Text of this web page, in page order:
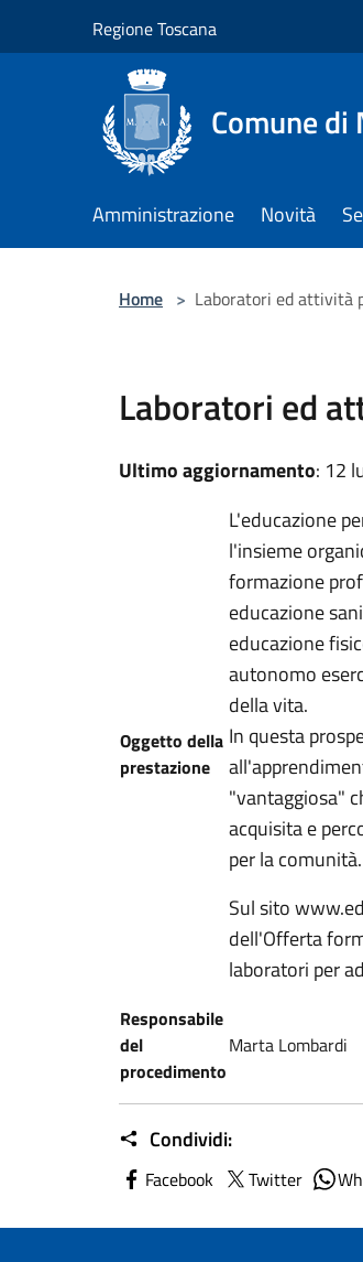
Regione Toscana
Comune
Amministrazione Novità
Home > Laboratori ed attività
Laboratori ed
Ultimo aggiornamento: 12
Oggetto della
prestazione
L'educazione
l'insieme
formazione
educazione
educazione
autonomo
della vita.
In questa
"vantaggiosa"
acquisita e
per la comunità.
Sul sito
dell'Offerta
laboratori per
Responsabile
del
procedimento
Marta Lombardi
Condividi:
Facebook Twitter